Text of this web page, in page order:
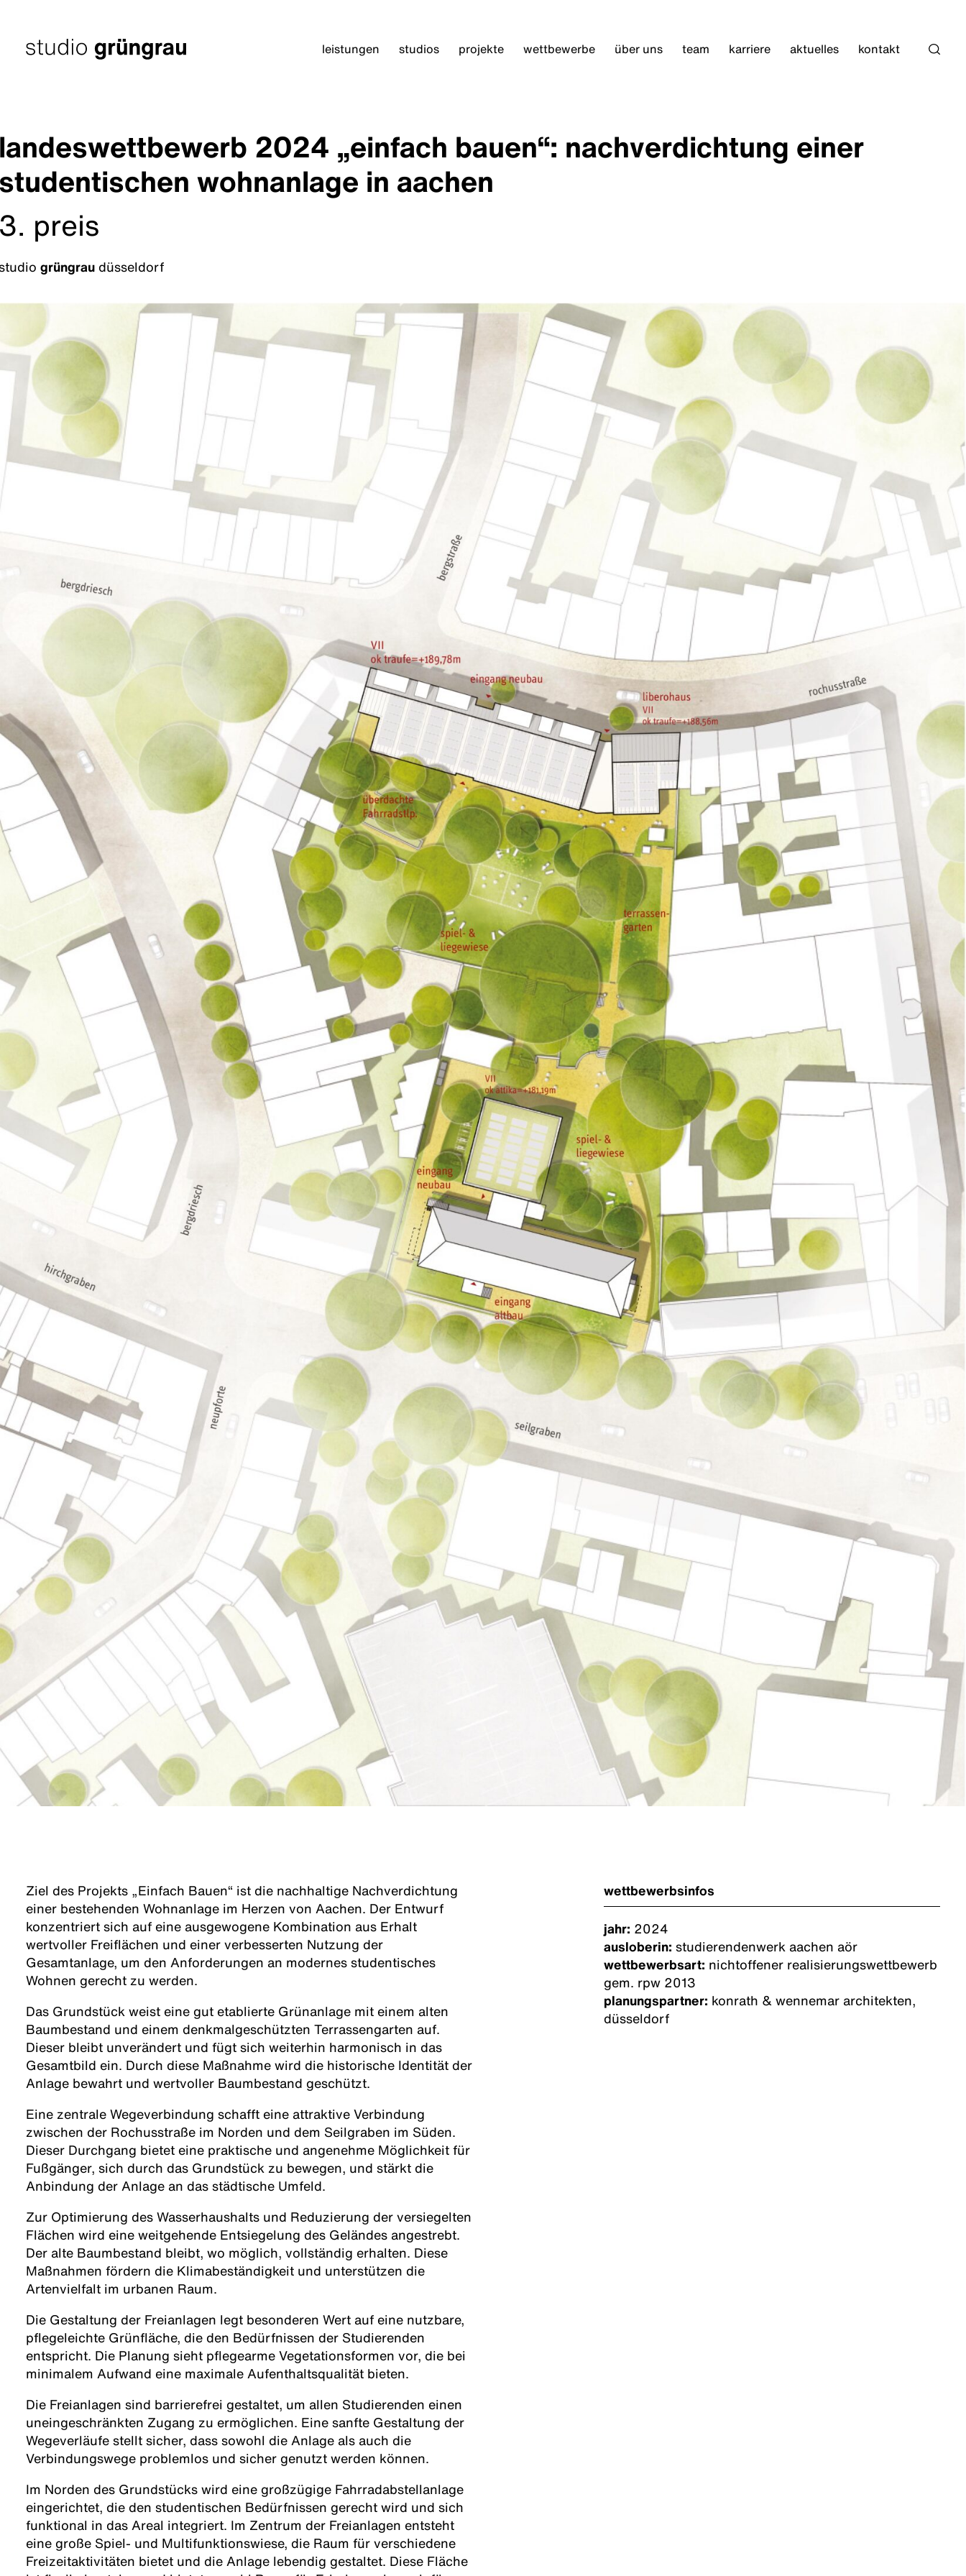
springenStartseite leistungen studios projekte wettbewerbe über uns team karriere aktuelles kontakt
2024 „einfach bauen“: nachverdichtung einer
wohnanlage in aachen
preis
grüngrau düsseldorf
Ziel des Projekts „Einfach Bauen“ ist die nachhaltige Nachverdichtung
einer bestehenden Wohnanlage im Herzen von Aachen. Der Entwurf
konzentriert sich auf eine ausgewogene Kombination aus Erhalt
wertvoller Freiflächen und einer verbesserten Nutzung der
Gesamtanlage, um den Anforderungen an modernes studentisches
Wohnen gerecht zu werden.
Das Grundstück weist eine gut etablierte Grünanlage mit einem alten
Baumbestand und einem denkmalgeschützten Terrassengarten auf.
Dieser bleibt unverändert und fügt sich weiterhin harmonisch in das
Gesamtbild ein. Durch diese Maßnahme wird die historische Identität der
Anlage bewahrt und wertvoller Baumbestand geschützt.
Eine zentrale Wegeverbindung schafft eine attraktive Verbindung
zwischen der Rochusstraße im Norden und dem Seilgraben im Süden.
Dieser Durchgang bietet eine praktische und angenehme Möglichkeit für
Fußgänger, sich durch das Grundstück zu bewegen, und stärkt die
Anbindung der Anlage an das städtische Umfeld.
Zur Optimierung des Wasserhaushalts und Reduzierung der versiegelten
Flächen wird eine weitgehende Entsiegelung des Geländes angestrebt.
Der alte Baumbestand bleibt, wo möglich, vollständig erhalten. Diese
Maßnahmen fördern die Klimabeständigkeit und unterstützen die
Artenvielfalt im urbanen Raum.
Die Gestaltung der Freianlagen legt besonderen Wert auf eine nutzbare,
pflegeleichte Grünfläche, die den Bedürfnissen der Studierenden
entspricht. Die Planung sieht pflegearme Vegetationsformen vor, die bei
minimalem Aufwand eine maximale Aufenthaltsqualität bieten.
Die Freianlagen sind barrierefrei gestaltet, um allen Studierenden einen
uneingeschränkten Zugang zu ermöglichen. Eine sanfte Gestaltung der
Wegeverläufe stellt sicher, dass sowohl die Anlage als auch die
Verbindungswege problemlos und sicher genutzt werden können.
Im Norden des Grundstücks wird eine großzügige Fahrradabstellanlage
eingerichtet, die den studentischen Bedürfnissen gerecht wird und sich
funktional in das Areal integriert. Im Zentrum der Freianlagen entsteht
eine große Spiel- und Multifunktionswiese, die Raum für verschiedene
Freizeitaktivitäten bietet und die Anlage lebendig gestaltet. Diese Fläche
wettbewerbsinfos
jahr: 2024
ausloberin: studierendenwerk aachen aör
wettbewerbsart: nichtoffener realisierungswettbewerb
gem. rpw 2013
planungspartner: konrath & wennemar architekten,
düsseldorf